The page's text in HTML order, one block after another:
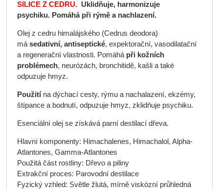
SILICE Z CEDRU. Uklidňuje, harmonizuje
psychiku. Pomáhá při rýmě a nachlazení.
Olej z cedru himalájského (Cedrus deodora)
má sedativní, antiseptické, expektorační, vasodilatační
a regenerační vlastnosti. Pomáhá při kožních
problémech, neurózách, bronchitidě, kašli a také
odpuzuje hmyz.
Použití na dýchací cesty, rýmu a nachalazení, ekzémy,
štípance a bodnutí, odpuzuje hmyz, zklidňuje psychiku.
Esenciální olej se získává parní destilací dřeva.
Hlavní komponenty: Himachalenes, Himachalol, Alpha-
Atlantones, Gamma-Atlantones
Použitá část rostliny: Dřevo a piliny
Extrakční proces: Parovodní destilace
Fyzický vzhled: Světle žlutá, mírně viskózní průhledná